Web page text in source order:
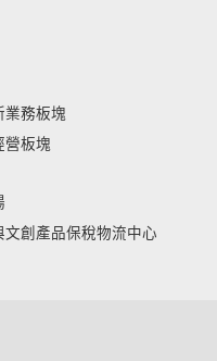
業務板塊
營板塊
文創產品保稅物流中心